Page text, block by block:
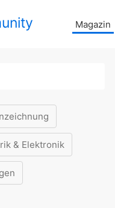
Magazin
& Elektronik